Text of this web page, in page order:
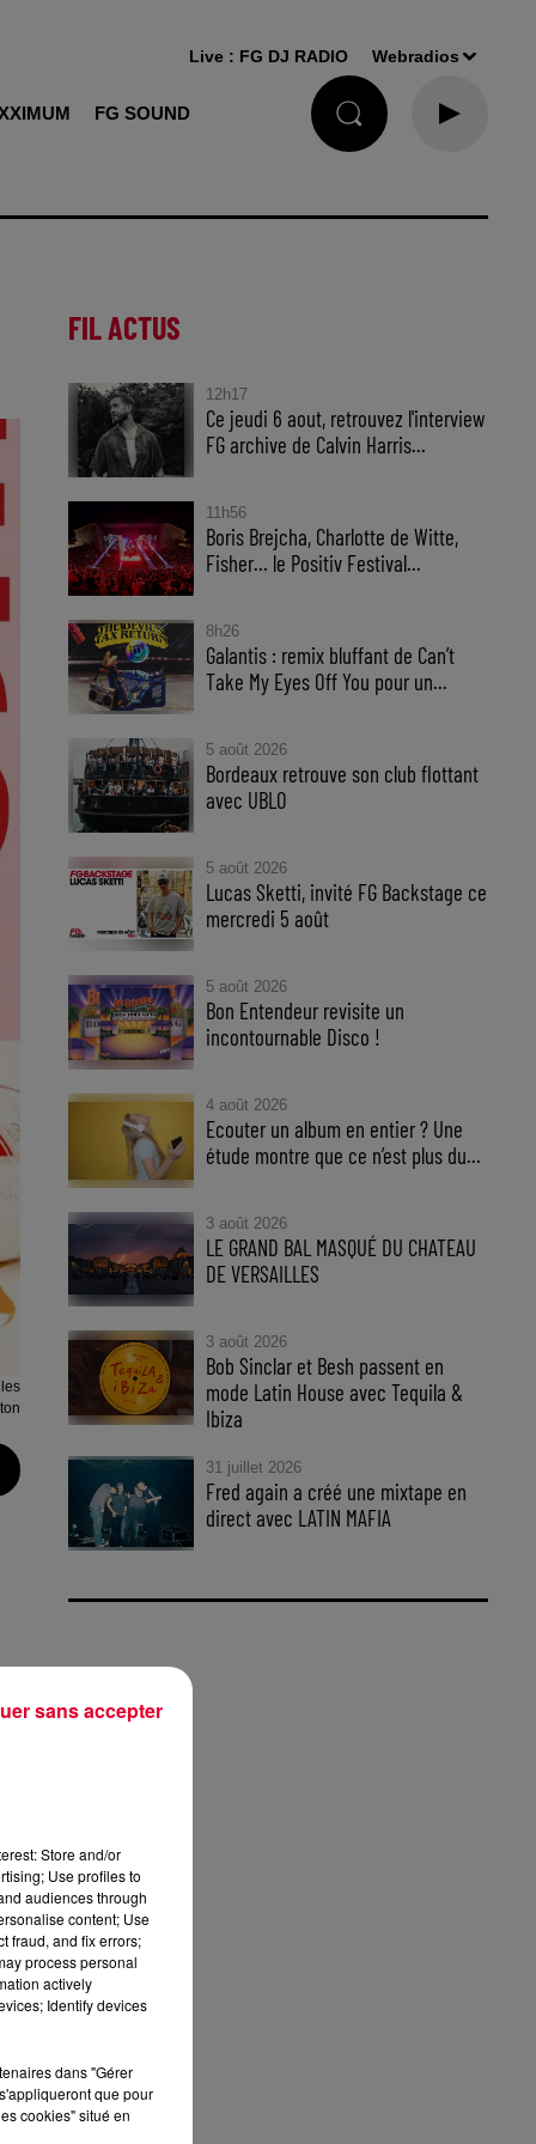
FG SOUND
Live : FG DJ RADIO Webradios
FIL ACTUS
12h17
Ce jeudi 6 aout, retrouvez l'interview
FG archive de Calvin Harris...
11h56
Boris Brejcha, Charlotte de Witte,
Fisher… le Positiv Festival...
8h26
Galantis : remix bluffant de Can’t
Take My Eyes Off You pour un...
5 août 2026
Bordeaux retrouve son club flottant
avec UBLO
5 août 2026
Lucas Sketti, invité FG Backstage ce
mercredi 5 août
5 août 2026
Bon Entendeur revisite un
incontournable Disco !
4 août 2026
Ecouter un album en entier ? Une
étude montre que ce n’est plus du...
3 août 2026
LE GRAND BAL MASQUÉ DU CHATEAU
DE VERSAILLES
3 août 2026
Bob Sinclar et Besh passent en
mode Latin House avec Tequila &
Ibiza
31 juillet 2026
Fred again a créé une mixtape en
direct avec LATIN MAFIA
Store and/or
Use profiles to
audiences through
content; Use
fraud, and fix errors;
process personal
actively
Identify devices
dans "Gérer
que pour
cookies" situé en
sans accepter